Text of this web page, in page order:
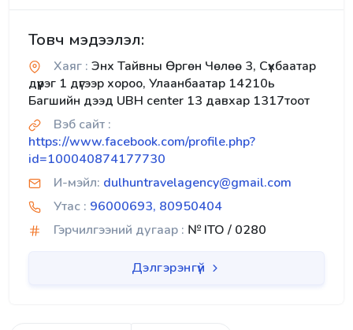
Товч мэдээлэл:
Хаяг : Энх Тайвны Өргөн Чөлөө 3, Сүхбаатар
дүүрэг 1 дүгээр хороо, Улаанбаатар 14210ь
Багшийн дээд UBH center 13 давхар 1317тоот
Вэб сайт :
https://www.facebook.com/profile.php?
id=100040874177730
И-мэйл: dulhuntravelagency@gmail.com
Утас : 96000693, 80950404
Гэрчилгээний дугаар : № ITO / 0280
Дэлгэрэнгүй